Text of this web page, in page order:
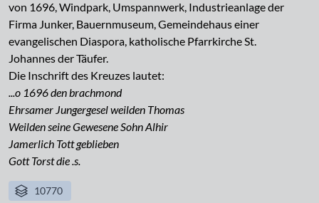
von 1696, Windpark, Umspannwerk, Industrieanlage der
Firma Junker, Bauernmuseum, Gemeindehaus einer
evangelischen Diaspora, katholische Pfarrkirche St.
Johannes der Täufer.
Die Inschrift des Kreuzes lautet:
...o 1696 den brachmond
Ehrsamer Jungergesel weilden Thomas
Weilden seine Gewesene Sohn Alhir
Jamerlich Tott geblieben
Gott Torst die .s.
10770